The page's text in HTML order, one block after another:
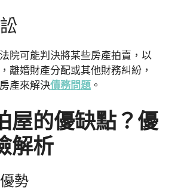
院可能判決將某些房產拍賣，以
離婚財產分配或其他財務糾紛，
產來解決債務問題 。
屋的優缺點？優
解析
勢